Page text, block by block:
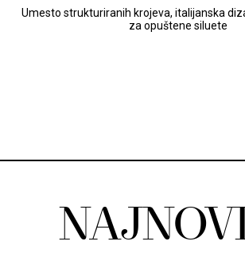
Umesto strukturiranih krojeva, italijanska
za opuštene siluete